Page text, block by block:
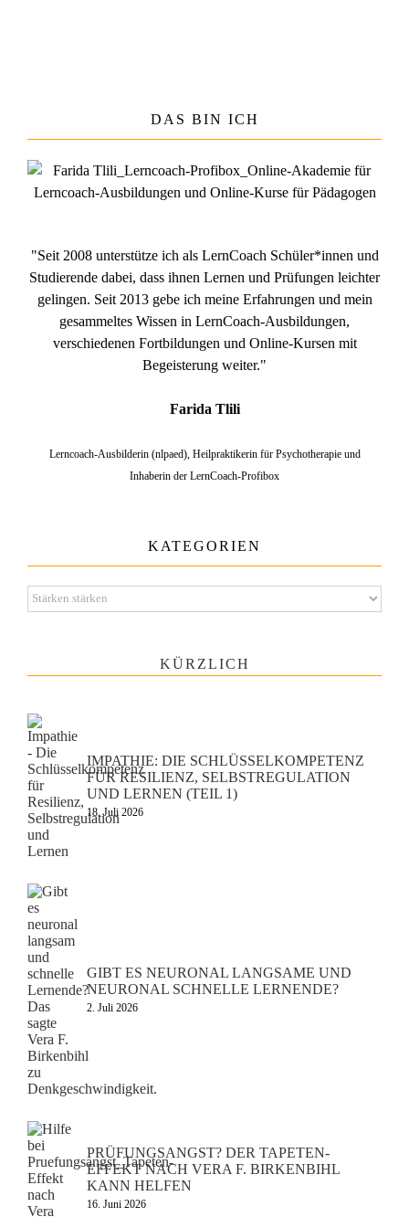
DAS BIN ICH
"Seit 2008 unterstütze ich als LernCoach Schüler*innen und
Studierende dabei, dass ihnen Lernen und Prüfungen leichter
gelingen. Seit 2013 gebe ich meine Erfahrungen und mein
gesammeltes Wissen in LernCoach-Ausbildungen,
verschiedenen Fortbildungen und Online-Kursen mit
Begeisterung weiter."
Farida Tlili
Lerncoach-Ausbilderin (nlpaed), Heilpraktikerin für Psychotherapie und
Inhaberin der LernCoach-Profibox
KATEGORIEN
Kategorien
KÜRZLICH
IMPATHIE: DIE SCHLÜSSELKOMPETENZ
FÜR RESILIENZ, SELBSTREGULATION
UND LERNEN (TEIL 1)
18. Juli 2026
GIBT ES NEURONAL LANGSAME UND
NEURONAL SCHNELLE LERNENDE?
2. Juli 2026
PRÜFUNGSANGST? DER TAPETEN-
EFFEKT NACH VERA F. BIRKENBIHL
KANN HELFEN
16. Juni 2026